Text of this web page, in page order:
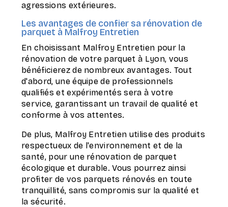
agressions extérieures.
Les avantages de confier sa rénovation de
parquet à Malfroy Entretien
En choisissant Malfroy Entretien pour la
rénovation de votre parquet à Lyon, vous
bénéficierez de nombreux avantages. Tout
d'abord, une équipe de professionnels
qualifiés et expérimentés sera à votre
service, garantissant un travail de qualité et
conforme à vos attentes.
De plus, Malfroy Entretien utilise des produits
respectueux de l'environnement et de la
santé, pour une rénovation de parquet
écologique et durable. Vous pourrez ainsi
profiter de vos parquets rénovés en toute
tranquillité, sans compromis sur la qualité et
la sécurité.